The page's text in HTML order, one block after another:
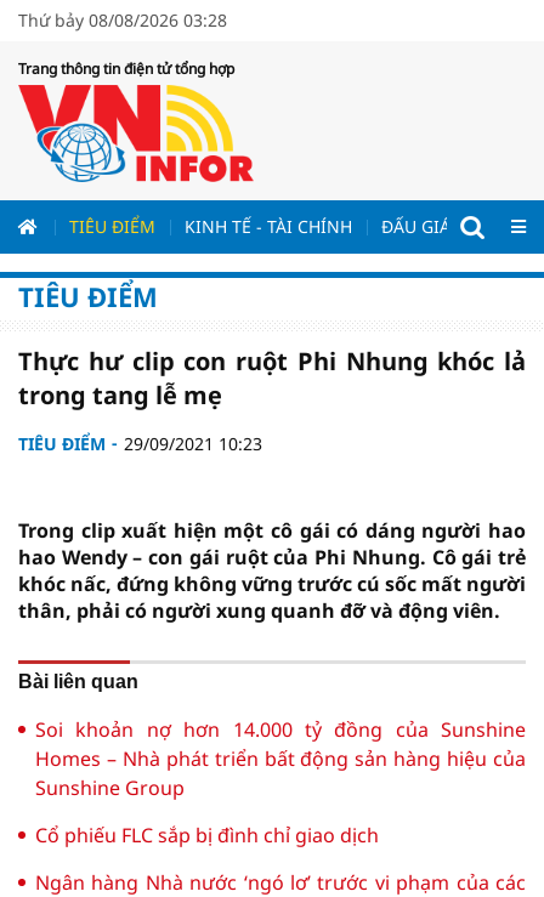
Thứ bảy 08/08/2026 03:28
Trang thông tin điện tử tổng hợp
TIÊU ĐIỂM KINH TẾ - TÀI CHÍNH ĐẤU GIÁ - ĐẤU
TIÊU ĐIỂM
Thực hư clip con ruột Phi Nhung khóc lả
trong tang lễ mẹ
TIÊU ĐIỂM 29/09/2021 10:23
Trong clip xuất hiện một cô gái có dáng người hao
hao Wendy – con gái ruột của Phi Nhung. Cô gái trẻ
khóc nấc, đứng không vững trước cú sốc mất người
thân, phải có người xung quanh đỡ và động viên.
Bài liên quan
Soi khoản nợ hơn 14.000 tỷ đồng của Sunshine
Homes – Nhà phát triển bất động sản hàng hiệu của
Sunshine Group
Cổ phiếu FLC sắp bị đình chỉ giao dịch
Ngân hàng Nhà nước ‘ngó lơ’ trước vi phạm của các